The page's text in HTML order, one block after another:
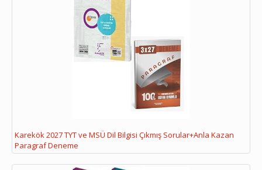
Karekök 2027 TYT ve MSÜ Dil Bilgisi Çıkmış Sorular+Anla Kazan
Paragraf Deneme